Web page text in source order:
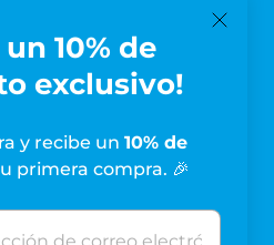
Boletín
10% de
exclusivo!
y recibe un 10% de
primera compra. 🎉